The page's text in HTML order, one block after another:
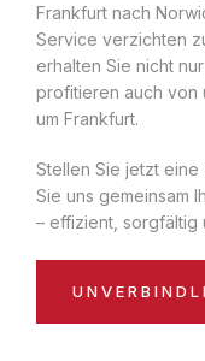
Frankfurt nach
Service verzichten
erhalten Sie nicht nur
profitieren auch von
um Frankfurt.
Stellen Sie jetzt eine
Sie uns gemeinsam
– effizient, sorgfältig